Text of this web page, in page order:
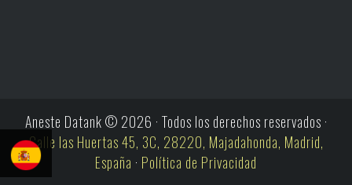
Aneste Datank © 2026 · Todos los derechos reservados ·
Calle las Huertas 45, 3C, 28220, Majadahonda, Madrid,
España · Política de Privacidad